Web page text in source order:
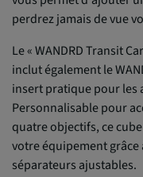
perdrez jamais de vue
Le « WANDRD Transit
inclut également le
insert pratique pour les
Personnalisable pour
quatre objectifs, ce
votre équipement grâce
séparateurs ajustables.